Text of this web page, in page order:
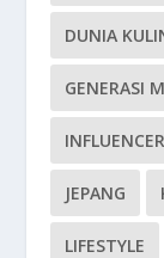
DUNIA
GENERASI
JEPANG
LIFESTYLE